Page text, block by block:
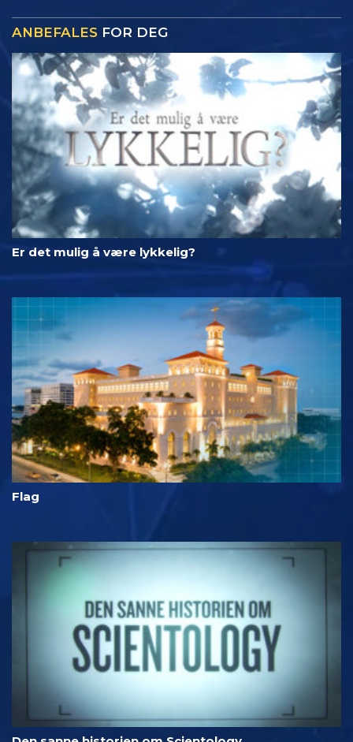
ANBEFALES FOR DEG
Er det mulig å være lykkelig?
Flag